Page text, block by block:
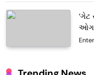
‘ગેટ
ટેક